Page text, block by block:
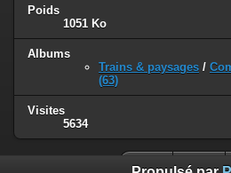
Poids
1051 Ko
Albums
Trains & paysages /
(63)
Visites
5634